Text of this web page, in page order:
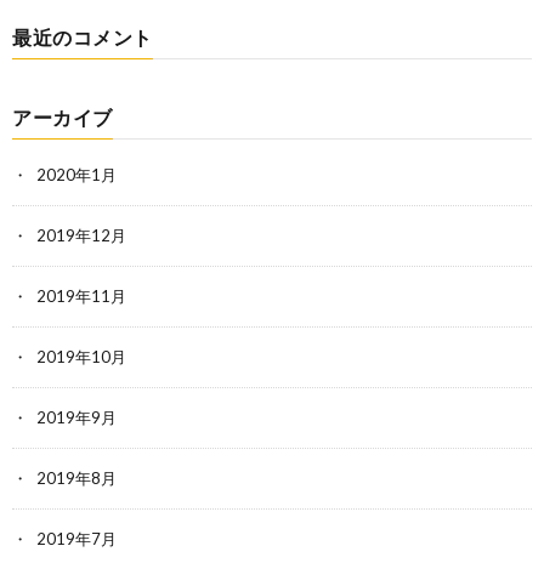
最近のコメント
アーカイブ
2020年1月
2019年12月
2019年11月
2019年10月
2019年9月
2019年8月
2019年7月